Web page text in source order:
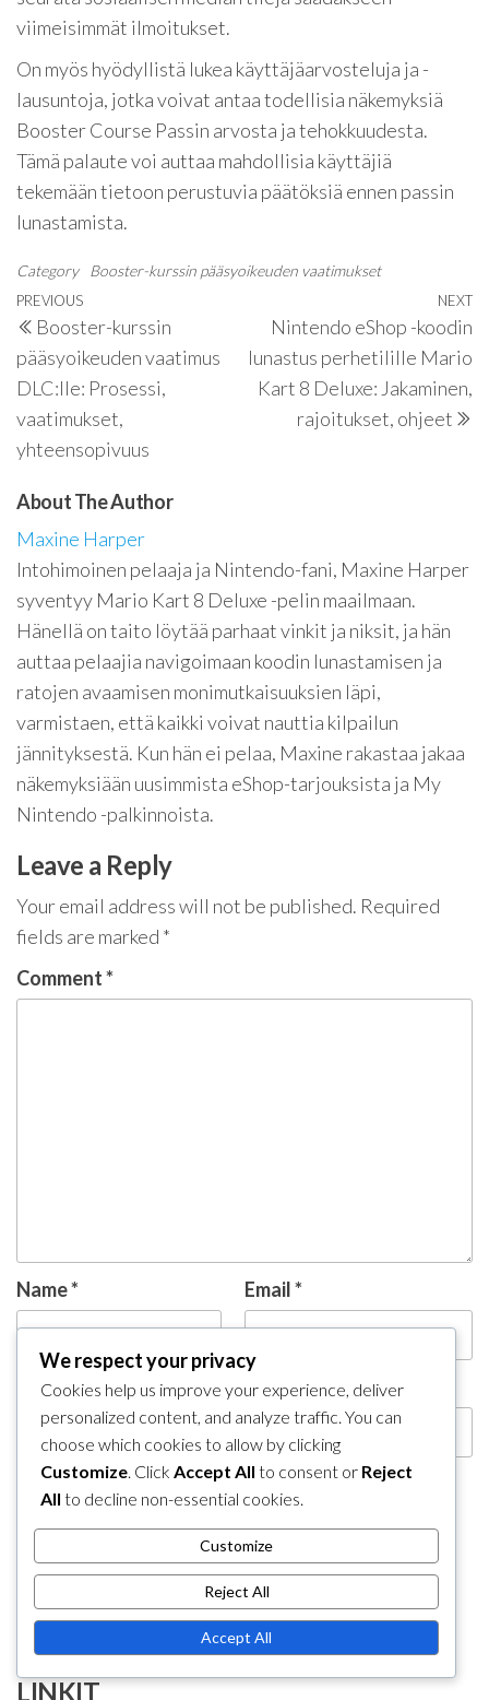
viimeisimmät ilmoitukset.
On myös hyödyllistä lukea käyttäjäarvosteluja ja -
lausuntoja, jotka voivat antaa todellisia näkemyksiä
Booster Course Passin arvosta ja tehokkuudesta.
Tämä palaute voi auttaa mahdollisia käyttäjiä
tekemään tietoon perustuvia päätöksiä ennen passin
lunastamista.
Category Booster-kurssin pääsyoikeuden vaatimukset
Post
navigation
Previous
Post
PREVIOUS
Booster-kurssin
pääsyoikeuden vaatimus
DLC:lle: Prosessi,
vaatimukset,
yhteensopivuus
NEXT
Nintendo eShop -koodin
lunastus perhetilille Mario
Kart 8 Deluxe: Jakaminen,
rajoitukset, ohjeet
About The Author
Maxine Harper
Intohimoinen pelaaja ja Nintendo-fani, Maxine Harper
syventyy Mario Kart 8 Deluxe -pelin maailmaan.
Hänellä on taito löytää parhaat vinkit ja niksit, ja hän
auttaa pelaajia navigoimaan koodin lunastamisen ja
ratojen avaamisen monimutkaisuuksien läpi,
varmistaen, että kaikki voivat nauttia kilpailun
jännityksestä. Kun hän ei pelaa, Maxine rakastaa jakaa
näkemyksiään uusimmista eShop-tarjouksista ja My
Nintendo -palkinnoista.
Leave a Reply
Your email address will not be published. Required
fields are marked *
Comment*
Name* Email*
Website
Save my name, email, and website in this browser
for the next time I comment.
LINKIT
We respect your privacy
Cookies help us improve your experience, deliver
personalized content, and analyze traffic. You can
choose which cookies to allow by clicking
Customize. Click Accept All to consent or Reject
All to decline non-essential cookies.
Customize
Reject All
Accept All